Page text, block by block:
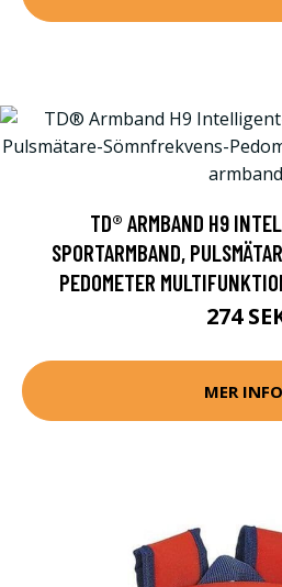
TD® ARMBAND H9
SPORTARMBAND,
PEDOMETER
274
MER